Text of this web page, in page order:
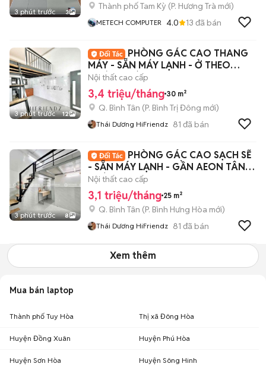
3 phút trước 3
Thành phố Tam Kỳ (P. Hương Trà mới)
METECH COMPUTER 4.0 13 đã bán
3 phút trước 12
PHÒNG GÁC CAO THANG
MÁY - SẴN MÁY LẠNH - Ở THEO
NHÓM - CÁCH VHU 5P
Nội thất cao cấp
3,4 triệu/tháng 30 m²
Q. Bình Tân (P. Bình Trị Đông mới)
Thái Dương HiFriendz 81 đã bán
3 phút trước 8
PHÒNG GÁC CAO SẠCH SẼ
- SẴN MÁY LẠNH - GẦN AEON TÂN
PHÚ
Nội thất cao cấp
3,1 triệu/tháng 25 m²
Q. Bình Tân (P. Bình Hưng Hòa mới)
Thái Dương HiFriendz 81 đã bán
Xem thêm
Mua bán laptop
Thành phố Tuy Hòa Thị xã Đông Hòa
Huyện Đồng Xuân Huyện Phú Hòa
Huyện Sơn Hòa Huyện Sông Hinh